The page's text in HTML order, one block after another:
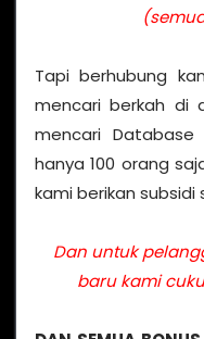
Tapi berhubung
mencari berkah di
mencari Database
hanya 100 orang
kami berikan subsidi
Dan untuk
baru kami